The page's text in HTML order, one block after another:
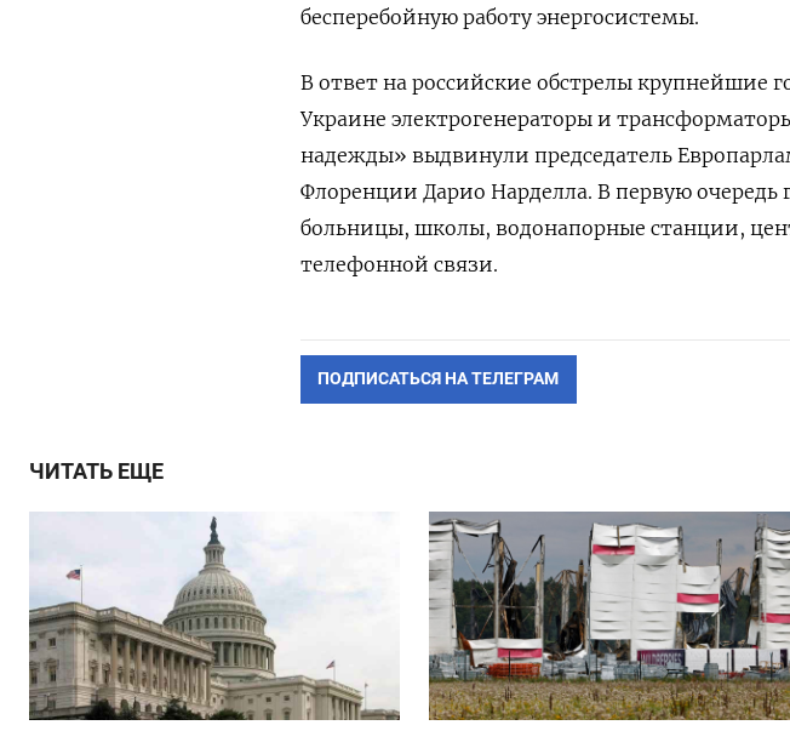
бесперебойную работу энергосистемы.
В ответ на российские обстрелы крупнейшие
Украине электрогенераторы и
надежды» выдвинули председатель
Флоренции Дарио Нарделла. В первую очередь
больницы, школы, водонапорные станции,
телефонной связи.
ПОДПИСАТЬСЯ НА ТЕЛЕГРАМ
ЧИТАТЬ ЕЩЕ